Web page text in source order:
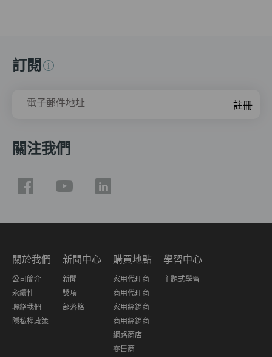
訂閱
電子郵件地址 註冊
關注我們
關於我們
公司簡介
永續性
聯絡我們
隱私權政策
新聞中心
新聞
獎項
部落格
購買地點
家用代理商
商用代理商
家用經銷商
商用經銷商
網路商店
零售商
學習中心
主題式學習